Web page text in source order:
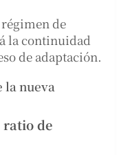
de
la continuidad
de adaptación.
la nueva
ratio de